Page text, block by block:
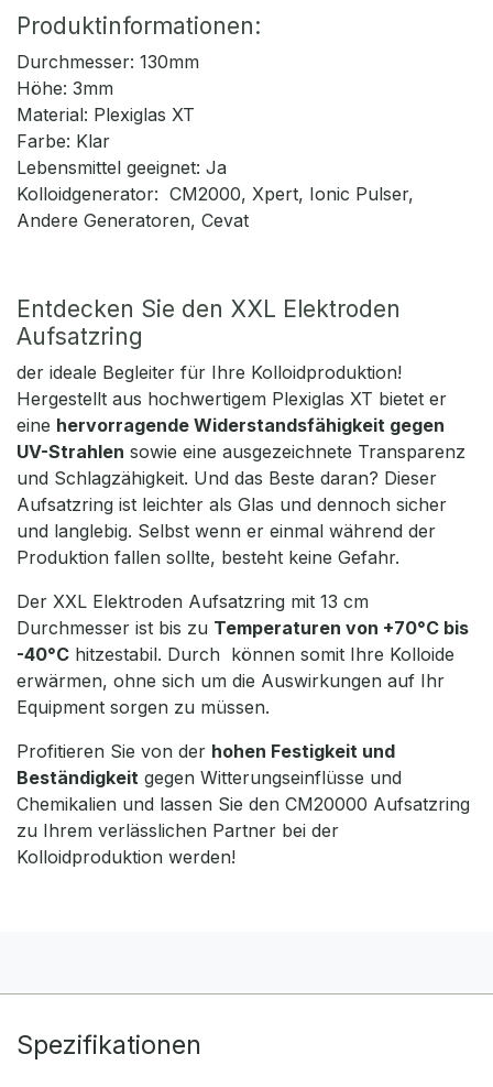
Produktinformationen:
Durchmesser: 130mm
Höhe: 3mm
Material: Plexiglas XT
Farbe: Klar
Lebensmittel geeignet: Ja
Kolloidgenerator: CM2000, Xpert, Ionic Pulser,
Andere Generatoren, Cevat
Entdecken Sie den XXL Elektroden
Aufsatzring
der ideale Begleiter für Ihre Kolloidproduktion!
Hergestellt aus hochwertigem Plexiglas XT bietet er
eine hervorragende Widerstandsfähigkeit gegen
UV-Strahlen sowie eine ausgezeichnete Transparenz
und Schlagzähigkeit. Und das Beste daran? Dieser
Aufsatzring ist leichter als Glas und dennoch sicher
und langlebig. Selbst wenn er einmal während der
Produktion fallen sollte, besteht keine Gefahr.
Der XXL Elektroden Aufsatzring mit 13 cm
Durchmesser ist bis zu Temperaturen von +70°C bis
-40°C hitzestabil. Durch können somit Ihre Kolloide
erwärmen, ohne sich um die Auswirkungen auf Ihr
Equipment sorgen zu müssen.
Profitieren Sie von der hohen Festigkeit und
Beständigkeit gegen Witterungseinflüsse und
Chemikalien und lassen Sie den CM20000 Aufsatzring
zu Ihrem verlässlichen Partner bei der
Kolloidproduktion werden!
Spezifikationen